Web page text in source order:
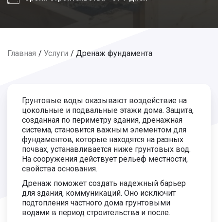
Главная Услуги Дренаж фундамента
Грунтовые воды оказывают воздействие на
цокольные и подвальные этажи дома. Защита,
созданная по периметру здания, дренажная
система, становится важным элементом для
фундаментов, которые находятся на разных
почвах, устанавливается ниже грунтовых вод.
На сооружения действует рельеф местности,
свойства основания.
Дренаж поможет создать надежный барьер
для здания, коммуникаций. Оно исключит
подтопления частного дома грунтовыми
водами в период строительства и после.